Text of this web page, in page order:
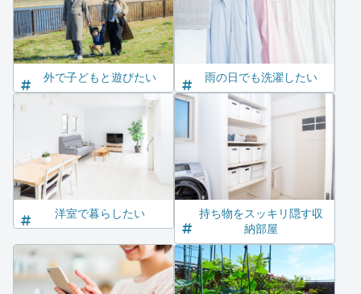
外で子どもと遊びたい 雨の日でも洗濯したい
洋室で暮らしたい
持ち物をスッキリ隠す収
納部屋